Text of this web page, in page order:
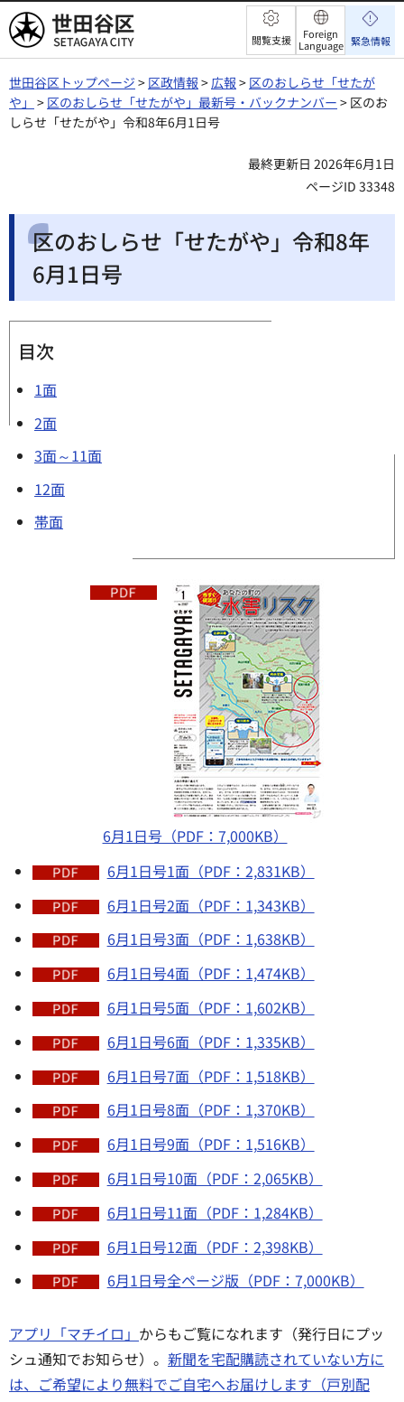
世田谷区 閲覧支援
Foreign
Language 緊急情報
世田谷区トップページ > 区政情報 >広報 > 区のおしらせ「せたが
や」 > 区のおしらせ「せたがや」最新号・バックナンバー > 区のお
しらせ「せたがや」令和8年6月1日号
最終更新日 2026年6月1日
ページID 33348
区のおしらせ「せたがや」令和8年
6月1日号
目次
1面
2面
3面～11面
12面
帯面
6月1日号（PDF：7,000KB）
6月1日号1面（PDF：2,831KB）
6月1日号2面（PDF：1,343KB）
6月1日号3面（PDF：1,638KB）
6月1日号4面（PDF：1,474KB）
6月1日号5面（PDF：1,602KB）
6月1日号6面（PDF：1,335KB）
6月1日号7面（PDF：1,518KB）
6月1日号8面（PDF：1,370KB）
6月1日号9面（PDF：1,516KB）
6月1日号10面（PDF：2,065KB）
6月1日号11面（PDF：1,284KB）
6月1日号12面（PDF：2,398KB）
6月1日号全ページ版（PDF：7,000KB）
アプリ「マチイロ」 からもご覧になれます（発行日にプッ
シュ通知でお知らせ）。 新聞を宅配購読されていない方に
は、ご希望により無料でご自宅へお届けします（戸別配